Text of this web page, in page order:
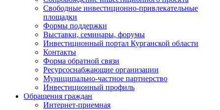
Свободные инвестиционно-привлекательные
площадки
Формы поддержки
Выставки, семинары, форумы
Инвестиционный портал Курганской области
Контакты
Форма обратной связи
Ресурсоснабжающие организации
Муниципально-частное партнерство
Инвестиционный профиль
Обращения граждан
Интернет-приемная